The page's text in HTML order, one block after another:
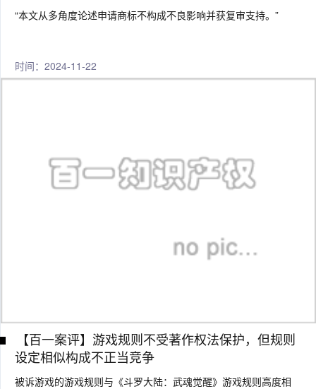
“本文从多角度论述申请商标不构成不良影响并获复审支持。”
时间：2024-11-22
【百一案评】游戏规则不受著作权法保护，但规则
设定相似构成不正当竞争
被诉游戏的游戏规则与《斗罗大陆：武魂觉醒》游戏规则高度相